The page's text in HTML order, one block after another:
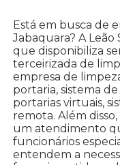
Está em busca de
Jabaquara? A Leão
que disponibiliza
terceirizada de
empresa de
portaria, sistema
portarias virtuais,
remota. Além
um atendimento
funcionários
entendem a